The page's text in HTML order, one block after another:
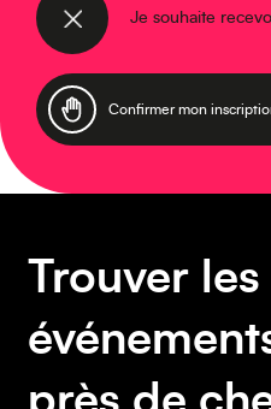
Je souhaite
Trouver les
Europe
Moyen-Orient